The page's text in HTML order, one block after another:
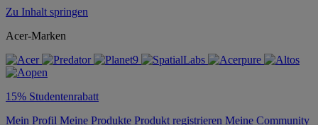
Zu Inhalt springen
Acer-Marken
15% Studentenrabatt
Mein Profil Meine Produkte Produkt registrieren Meine Community